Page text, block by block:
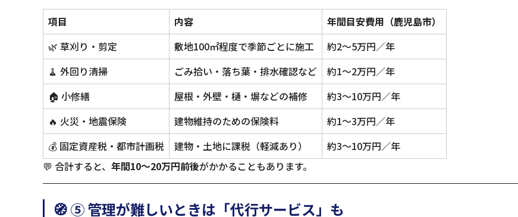
項目 内容
年間目安費用（鹿児島市）
🌿 草刈り・剪定
敷地100㎡程度で季節ごとに施工
約2〜5万円／年
🧹 外回り清掃
ごみ拾い・落ち葉・排水確認など
約1〜2万円／年
🏠 小修繕
屋根・外壁・樋・塀などの補修
約3〜10万円／年
🔥 火災・地震保険
建物維持のための保険料
約1〜3万円／年
💰 固定資産税・都市計画税
建物・土地に課税（軽減あり）
約3〜10万円／年
💬 合計すると、 年間10〜20万円前後がかかることもあります。
🧭 ⑤ 管理が難しいときは「代行サービス」も